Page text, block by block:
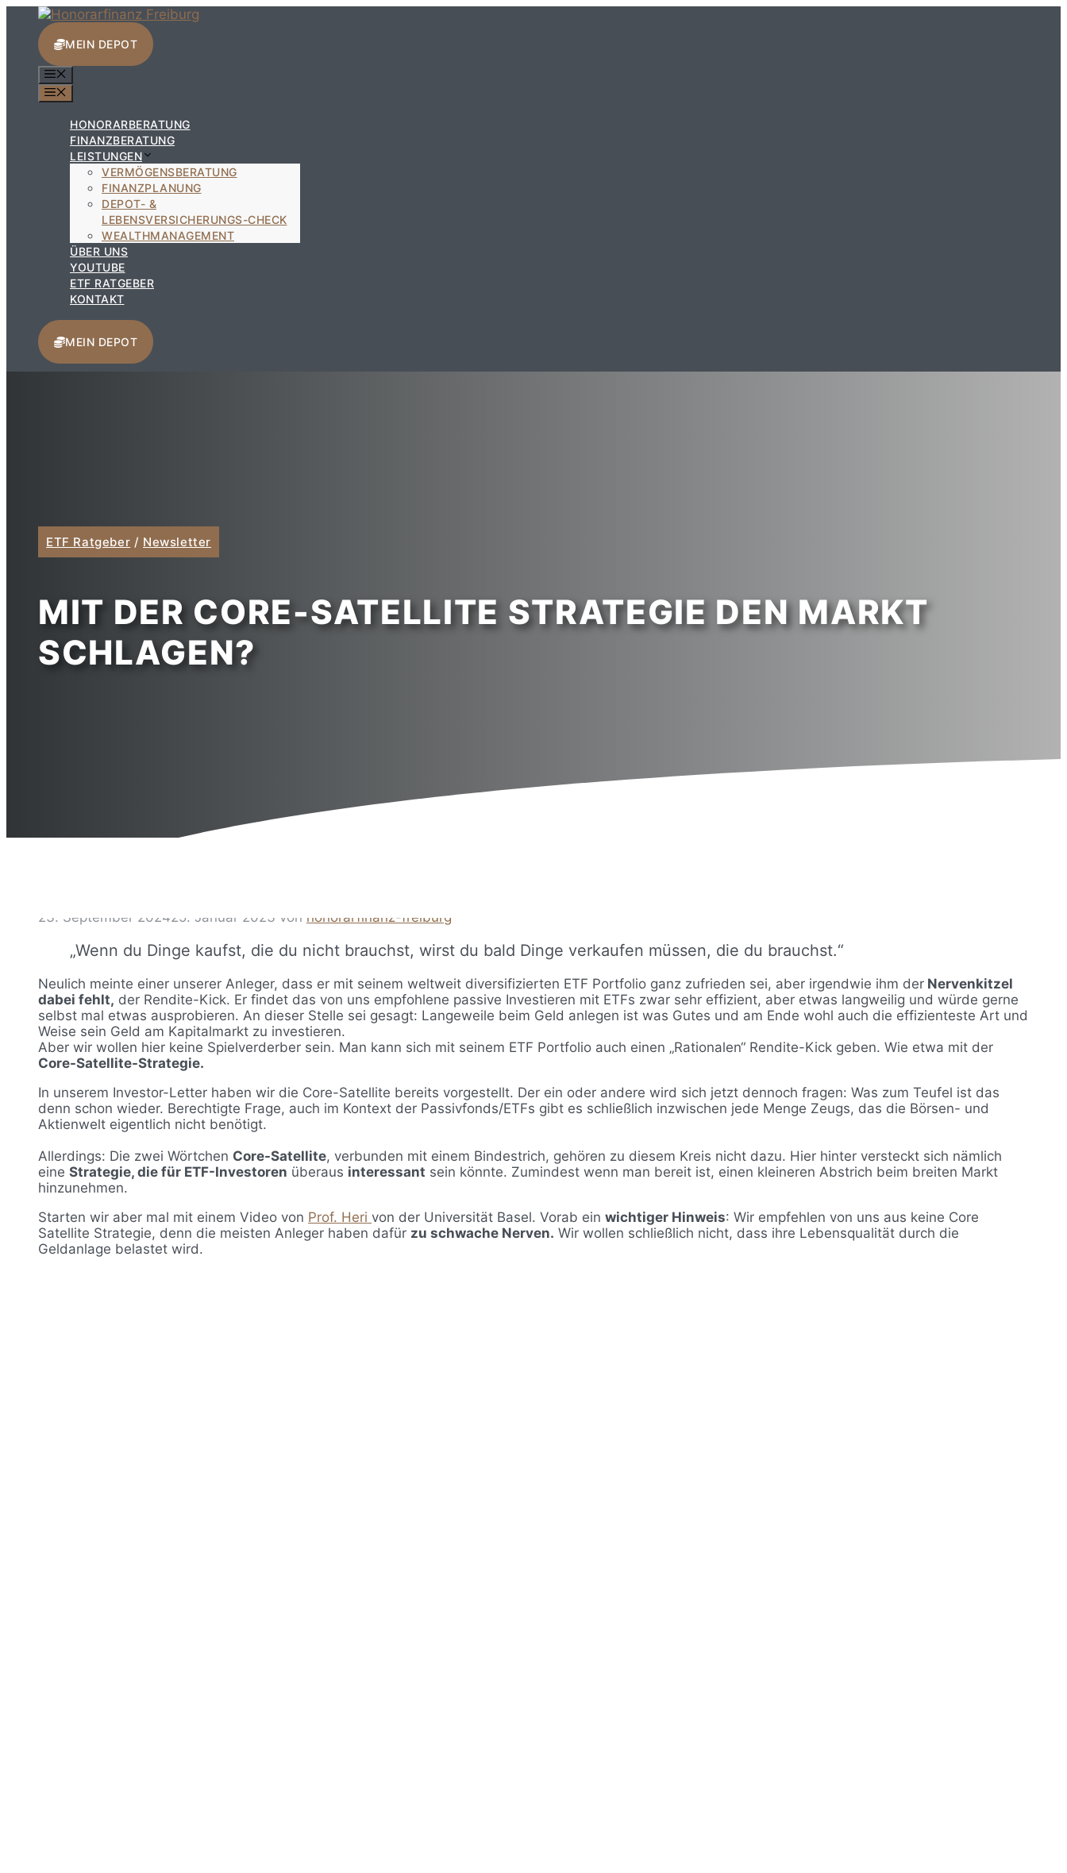
springen MEIN DEPOT
HONORARBERATUNG
FINANZBERATUNG
LEISTUNGEN
VERMÖGENSBERATUNG
FINANZPLANUNG
DEPOT- &
LEBENSVERSICHERUNGS-CHECK
WEALTHMANAGEMENT
ÜBER UNS
YOUTUBE
ETF RATGEBER
KONTAKT
MEIN DEPOT
ETF Ratgeber / Newsletter
MIT DER CORE-SATELLITE STRATEGIE DEN MARKT
SCHLAGEN?
23. September 202425. Januar 2023 von honorarfinanz-freiburg
„Wenn du Dinge kaufst, die du nicht brauchst, wirst du bald Dinge verkaufen müssen, die du brauchst.“
Neulich meinte einer unserer Anleger, dass er mit seinem weltweit diversifizierten ETF Portfolio ganz zufrieden sei, aber irgendwie ihm der Nervenkitzel
dabei fehlt, der Rendite-Kick. Er findet das von uns empfohlene passive Investieren mit ETFs zwar sehr effizient, aber etwas langweilig und würde gerne
selbst mal etwas ausprobieren. An dieser Stelle sei gesagt: Langeweile beim Geld anlegen ist was Gutes und am Ende wohl auch die effizienteste Art und
Weise sein Geld am Kapitalmarkt zu investieren.
Aber wir wollen hier keine Spielverderber sein. Man kann sich mit seinem ETF Portfolio auch einen „Rationalen“ Rendite-Kick geben. Wie etwa mit der
Core-Satellite-Strategie.
In unserem Investor-Letter haben wir die Core-Satellite bereits vorgestellt. Der ein oder andere wird sich jetzt dennoch fragen: Was zum Teufel ist das
denn schon wieder. Berechtigte Frage, auch im Kontext der Passivfonds/ETFs gibt es schließlich inzwischen jede Menge Zeugs, das die Börsen- und
Aktienwelt eigentlich nicht benötigt.
Allerdings: Die zwei Wörtchen Core-Satellite, verbunden mit einem Bindestrich, gehören zu diesem Kreis nicht dazu. Hier hinter versteckt sich nämlich
eine Strategie, die für ETF-Investoren überaus interessant sein könnte. Zumindest wenn man bereit ist, einen kleineren Abstrich beim breiten Markt
hinzunehmen.
Starten wir aber mal mit einem Video von Prof. Heri von der Universität Basel. Vorab ein wichtiger Hinweis: Wir empfehlen von uns aus keine Core
Satellite Strategie, denn die meisten Anleger haben dafür zu schwache Nerven. Wir wollen schließlich nicht, dass ihre Lebensqualität durch die
Geldanlage belastet wird.